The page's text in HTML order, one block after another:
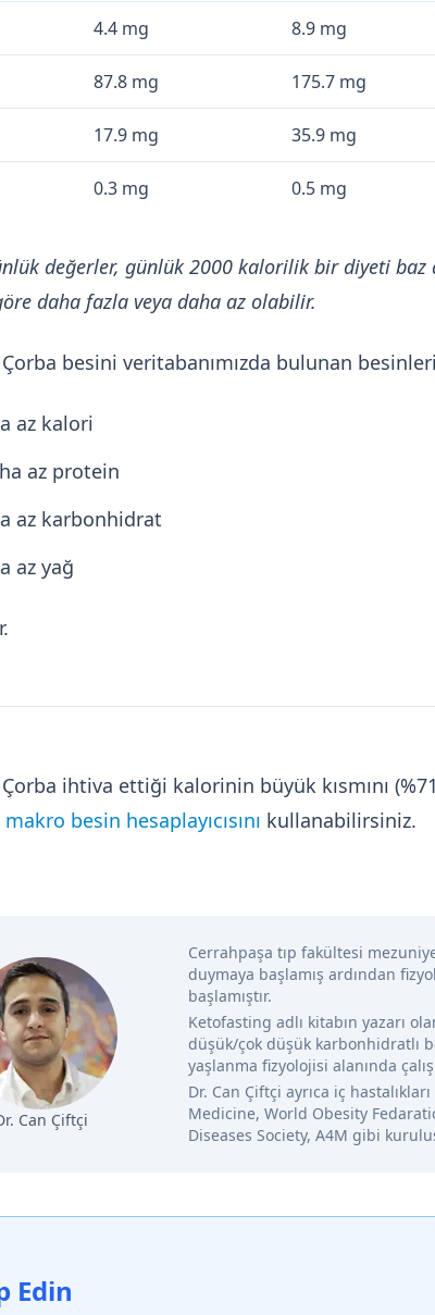
4.4 mg 8.9 mg
87.8 mg 175.7 mg
17.9 mg 35.9 mg
0.3 mg 0.5 mg
değerler, günlük 2000 kalorilik bir diyeti baz
daha fazla veya daha az olabilir.
Çorba besini veritabanımızda bulunan
az kalori
az protein
az karbonhidrat
az yağ
Çorba ihtiva ettiği kalorinin büyük kısmını
makro besin hesaplayıcısını kullanabilirsiniz.
Can Çiftçi
Cerrahpaşa tıp fakültesi
duymaya başlamış ardından
başlamıştır.
Ketofasting adlı kitabın yazarı
düşük/çok düşük karbonhidratlı
yaşlanma fizyolojisi alanında
Dr. Can Çiftçi ayrıca iç
Medicine, World Obesity
Diseases Society, A4M gibi
Edin